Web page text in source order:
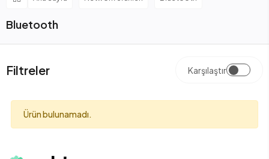
Bluetooth
Filtreler Karşılaştır
Ürün bulunamadı.